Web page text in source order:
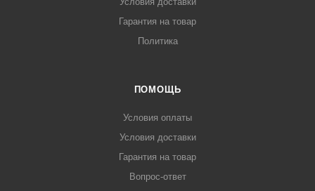
Гарантия на товар
Политика
ПОМОЩЬ
Условия оплаты
Условия доставки
Гарантия на товар
Вопрос-ответ